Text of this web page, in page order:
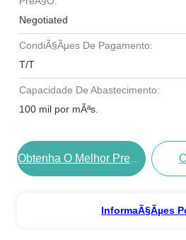
Negotiated
CondiÃ§Ãµes De Pagamento:
T/T
Capacidade De Abastecimento:
100 mil por mÃªs.
InformaÃ§Ãµes